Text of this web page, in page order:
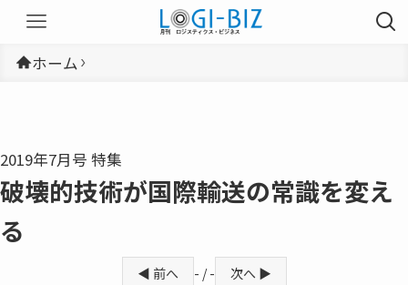
ホーム
2019年7月号 特集
破壊的技術が国際輸送の常識を変え
る
◀ 前へ - / - 次へ ▶